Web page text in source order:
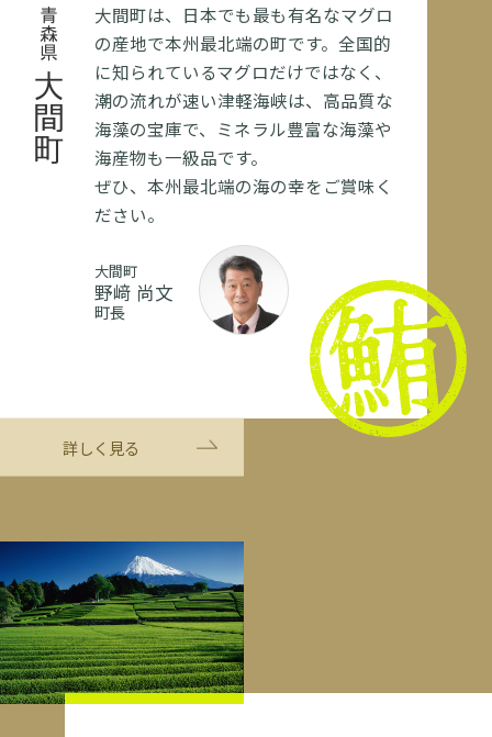
青森県
大間町
大間町は、日本でも最も有名なマグロ
の産地で本州最北端の町です。全国的
に知られているマグロだけではなく、
潮の流れが速い津軽海峡は、高品質な
海藻の宝庫で、ミネラル豊富な海藻や
海産物も一級品です。
ぜひ、本州最北端の海の幸をご賞味く
ださい。
大間町
野﨑 尚文
町長
詳しく見る